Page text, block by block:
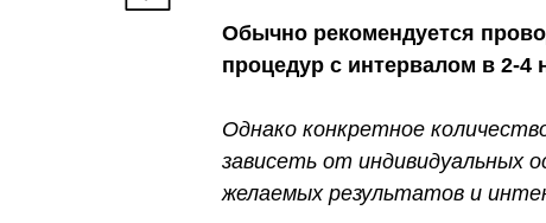
Обычно рекомендуется
процедур с интервалом в 2-4
Однако конкретное
зависеть от индивидуальных
желаемых результатов и